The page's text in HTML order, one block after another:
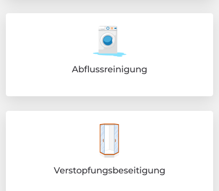
Abflussreinigung
Verstopfungsbeseitigung